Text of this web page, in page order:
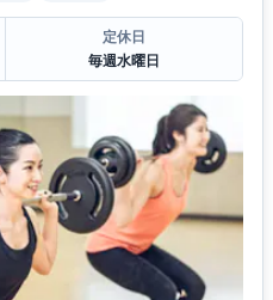
定休日
毎週水曜日